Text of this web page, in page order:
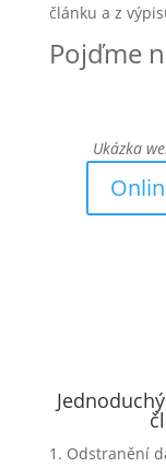
článku a z
Pojďme
Ukázka
1. Odstranění